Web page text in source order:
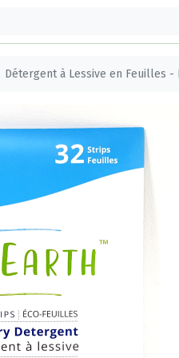
Détergent à Lessive en Feuilles -